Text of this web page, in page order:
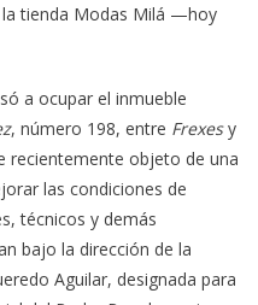
tienda Modas Milá —hoy
a ocupar el inmueble
, número 198, entre Frexesy
recientemente objeto de una
las condiciones de
técnicos y demás
bajo la dirección de la
Aguilar, designada para